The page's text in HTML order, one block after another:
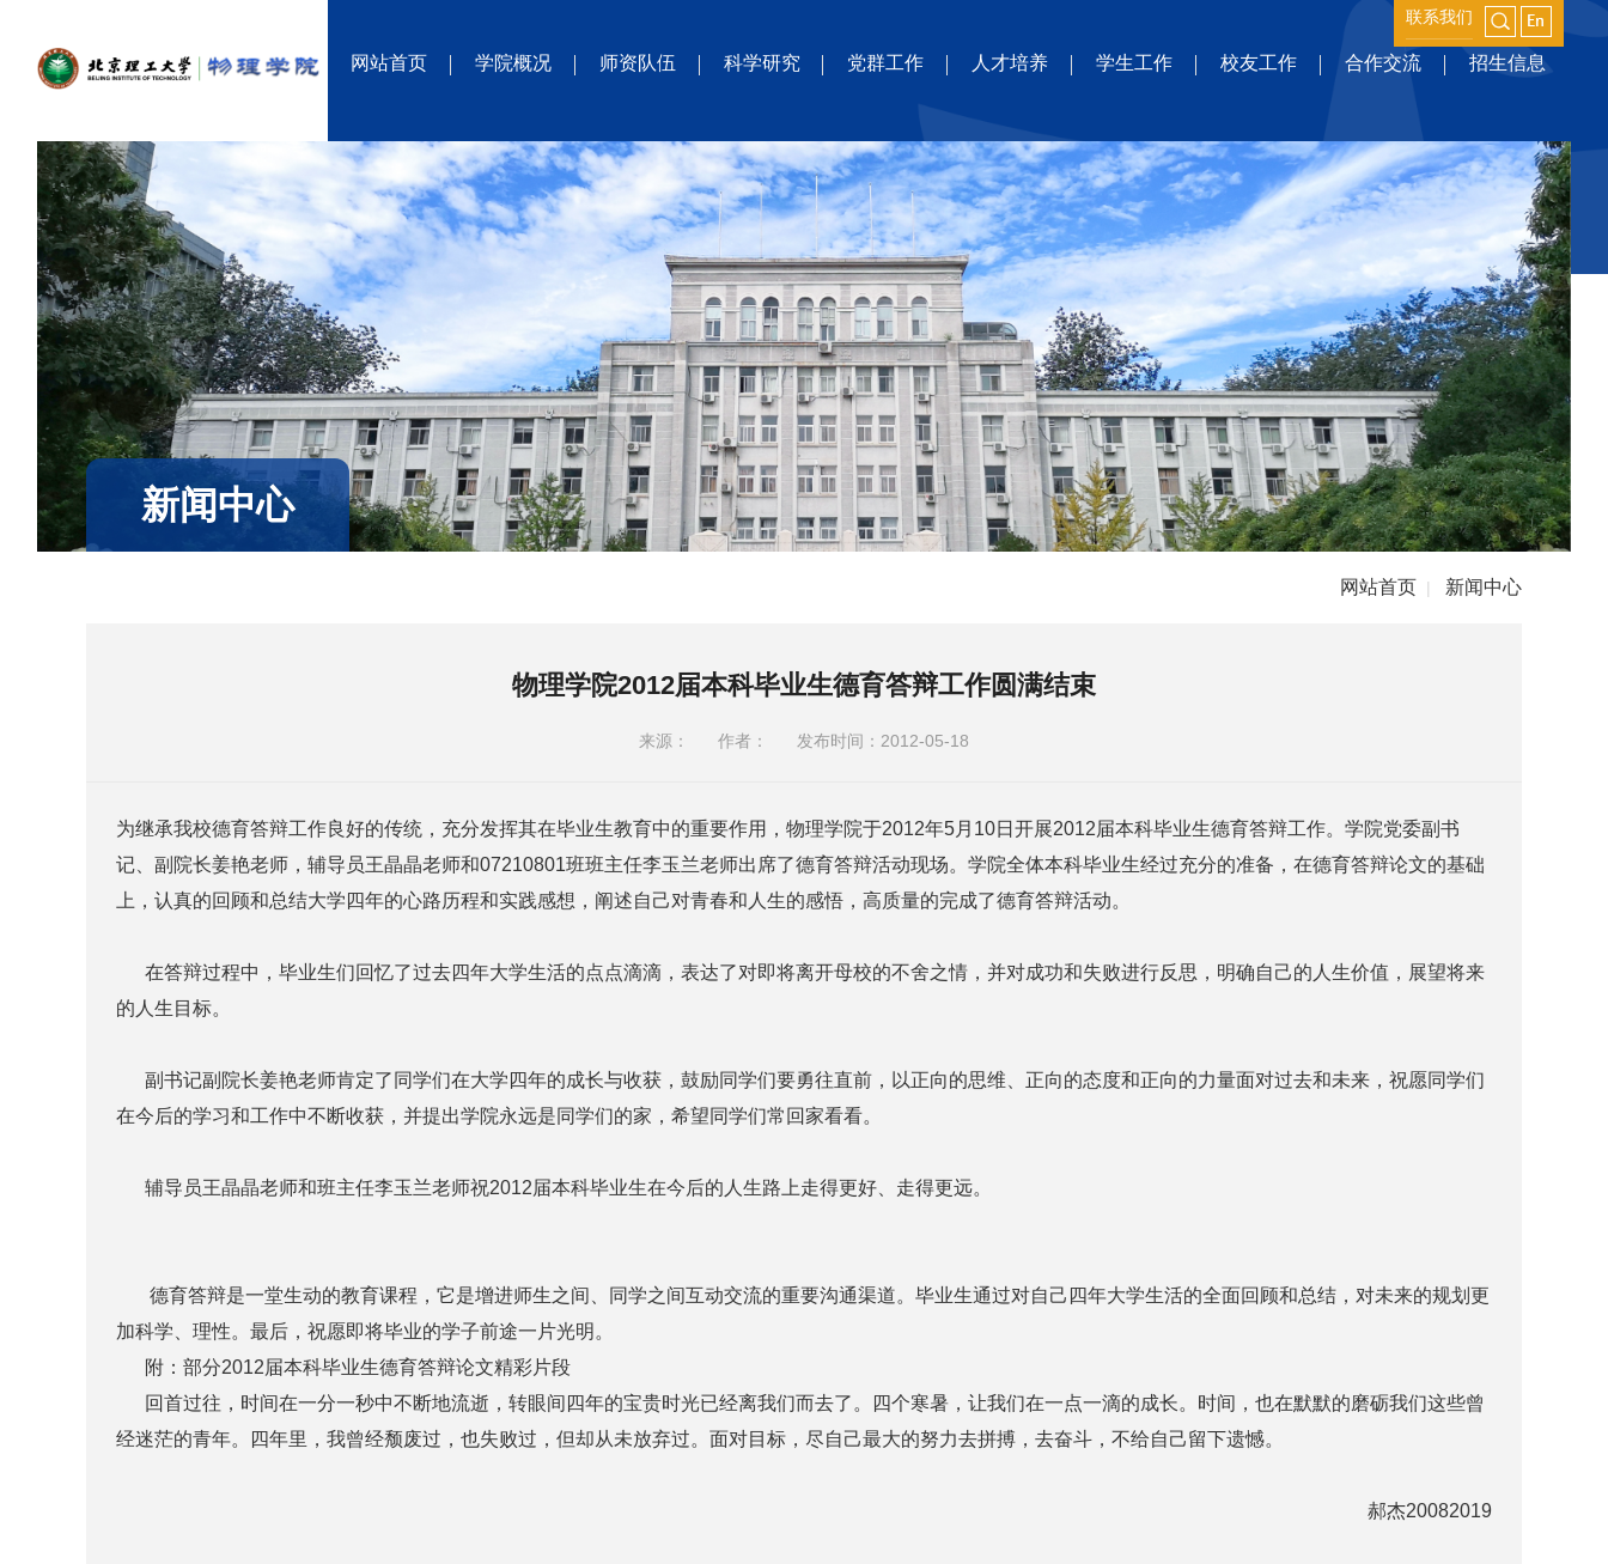
联系我们
网站首页 学院概况 师资队伍 科学研究 党群工作 人才培养 学生工作 校友工作 合作交流 招生信息
新闻中心
网站首页 | 新闻中心
物理学院2012届本科毕业生德育答辩工作圆满结束
来源： 作者： 发布时间：2012-05-18
为继承我校德育答辩工作良好的传统，充分发挥其在毕业生教育中的重要作用，物理学院于2012年5月10日开展2012届本科毕业生德育答辩工作。学院党委副书
记、副院长姜艳老师，辅导员王晶晶老师和07210801班班主任李玉兰老师出席了德育答辩活动现场。学院全体本科毕业生经过充分的准备，在德育答辩论文的基础
上，认真的回顾和总结大学四年的心路历程和实践感想，阐述自己对青春和人生的感悟，高质量的完成了德育答辩活动。
在答辩过程中，毕业生们回忆了过去四年大学生活的点点滴滴，表达了对即将离开母校的不舍之情，并对成功和失败进行反思，明确自己的人生价值，展望将来
的人生目标。
副书记副院长姜艳老师肯定了同学们在大学四年的成长与收获，鼓励同学们要勇往直前，以正向的思维、正向的态度和正向的力量面对过去和未来，祝愿同学们
在今后的学习和工作中不断收获，并提出学院永远是同学们的家，希望同学们常回家看看。
辅导员王晶晶老师和班主任李玉兰老师祝2012届本科毕业生在今后的人生路上走得更好、走得更远。
德育答辩是一堂生动的教育课程，它是增进师生之间、同学之间互动交流的重要沟通渠道。毕业生通过对自己四年大学生活的全面回顾和总结，对未来的规划更
加科学、理性。最后，祝愿即将毕业的学子前途一片光明。
附：部分2012届本科毕业生德育答辩论文精彩片段
回首过往，时间在一分一秒中不断地流逝，转眼间四年的宝贵时光已经离我们而去了。四个寒暑，让我们在一点一滴的成长。时间，也在默默的磨砺我们这些曾
经迷茫的青年。四年里，我曾经颓废过，也失败过，但却从未放弃过。面对目标，尽自己最大的努力去拼搏，去奋斗，不给自己留下遗憾。
郝杰20082019